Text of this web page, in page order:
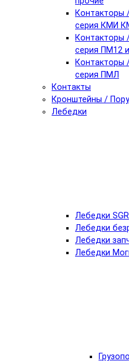
Контакторы
серия КМИ
Контакторы
серия ПМ12
Контакторы
серия ПМЛ
Контакты
Кронштейны /
Лебедки
Лебедки SGR
Лебедки
Лебедки
Лебедки